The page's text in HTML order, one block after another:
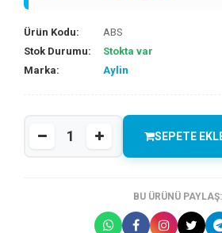
Ürün Kodu:
ABS
Stok Durumu:
Stokta var
Marka:
Aylin
SEPETE
BU ÜRÜNÜ PAYLAŞ: